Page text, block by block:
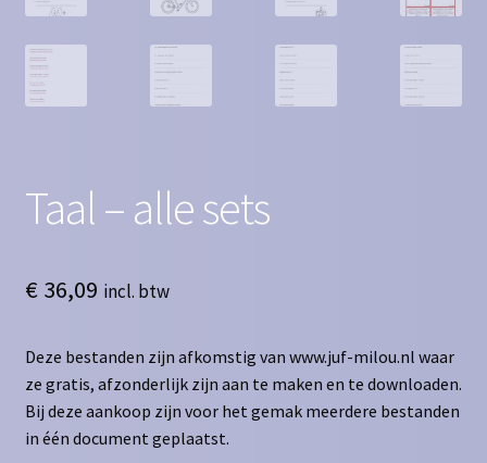
Taal – alle sets
€36,09 incl. btw
Deze bestanden zijn afkomstig van www.juf-milou.nl waar
ze gratis, afzonderlijk zijn aan te maken en te downloaden.
Bij deze aankoop zijn voor het gemak meerdere bestanden
in één document geplaatst.